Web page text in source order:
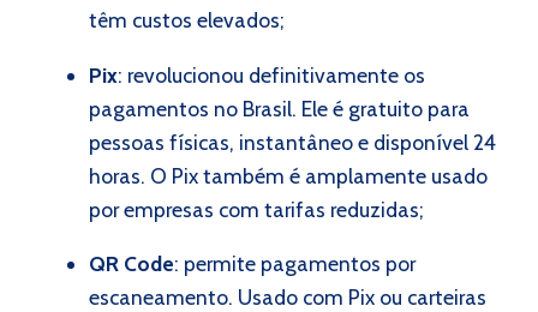
têm custos elevados;
Pix: revolucionou definitivamente os
pagamentos no Brasil. Ele é gratuito para
pessoas físicas, instantâneo e disponível 24
horas. O Pix também é amplamente usado
por empresas com tarifas reduzidas;
QR Code: permite pagamentos por
escaneamento. Usado com Pix ou carteiras